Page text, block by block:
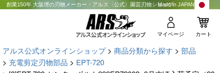
創業150年 大阪堺の刃物メーカー・アルス〈公式〉園芸刃物ショップMade in JAPAN
マイページ カート
アルス公式オンラインショップ 商品分類から探す
部品
充電剪定刃物部品
EPT-720